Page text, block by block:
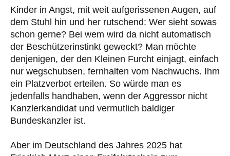
Kinder in Angst, mit weit aufgerissenen Augen, auf
dem Stuhl hin und her rutschend: Wer sieht sowas
schon gerne? Bei wem wird da nicht automatisch
der Beschützerinstinkt geweckt? Man möchte
denjenigen, der den Kleinen Furcht einjagt, einfach
nur wegschubsen, fernhalten vom Nachwuchs. Ihm
ein Platzverbot erteilen. So würde man es
jedenfalls handhaben, wenn der Aggressor nicht
Kanzlerkandidat und vermutlich baldiger
Bundeskanzler ist.
Aber im Deutschland des Jahres 2025 hat